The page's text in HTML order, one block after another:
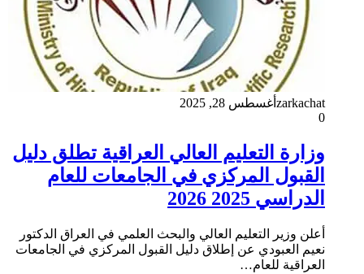
zarkachat أغسطس 28, 2025
0
وزارة التعليم العالي العراقية تطلق دليل
القبول المركزي في الجامعات للعام
الدراسي 2025 2026
أعلن وزير التعليم العالي والبحث العلمي في العراق الدكتور
نعيم العبودي عن إطلاق دليل القبول المركزي في الجامعات
العراقية للعام…